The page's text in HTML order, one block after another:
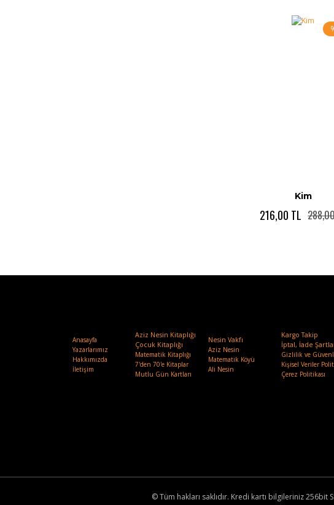
Kim
216,00 TL
Anasayfa
Yazarlarımız
Hakkımızda
İletişim
Aziz Nesin Kitaplığı
Çocuk Kitaplığı
Matematik Kitaplığı
7'den 70'e Kitaplar
Mutlu Gün Kartları
Nesin Vakfı
Aziz Nesin
Matematik Köyü
Ali Nesin
Kargo Takip
İptal, İade
Gizlilik ve
Kişisel Veriler
Çerez Politikası
© Tüm hakları saklıdır. Kredi kartı bilgileriniz 256bit